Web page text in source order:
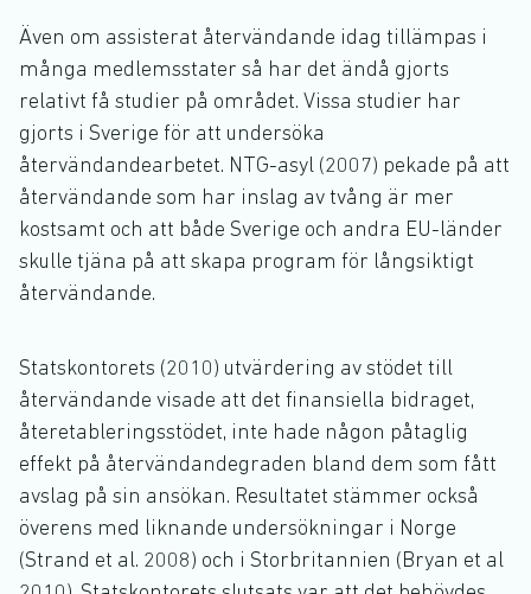
Även om assisterat återvändande idag tillämpas i
många medlemsstater så har det ändå gjorts
relativt få studier på området. Vissa studier har
gjorts i Sverige för att undersöka
återvändandearbetet. NTG-asyl (2007) pekade på att
återvändande som har inslag av tvång är mer
kostsamt och att både Sverige och andra EU-länder
skulle tjäna på att skapa program för långsiktigt
återvändande.
Statskontorets (2010) utvärdering av stödet till
återvändande visade att det finansiella bidraget,
återetableringsstödet, inte hade någon påtaglig
effekt på återvändandegraden bland dem som fått
avslag på sin ansökan. Resultatet stämmer också
överens med liknande undersökningar i Norge
(Strand et al. 2008) och i Storbritannien (Bryan et al